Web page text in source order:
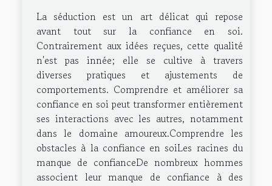
La séduction est un art délicat qui repose
avant tout sur la confiance en soi.
Contrairement aux idées reçues, cette qualité
n'est pas innée; elle se cultive à travers
diverses pratiques et ajustements de
comportements. Comprendre et améliorer sa
confiance en soi peut transformer entièrement
ses interactions avec les autres, notamment
dans le domaine amoureux.Comprendre les
obstacles à la confiance en soiLes racines du
manque de confianceDe nombreux hommes
associent leur manque de confiance à des